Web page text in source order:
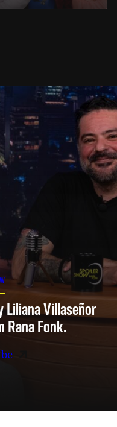
Liliana Villaseñor
Rana Fonk.